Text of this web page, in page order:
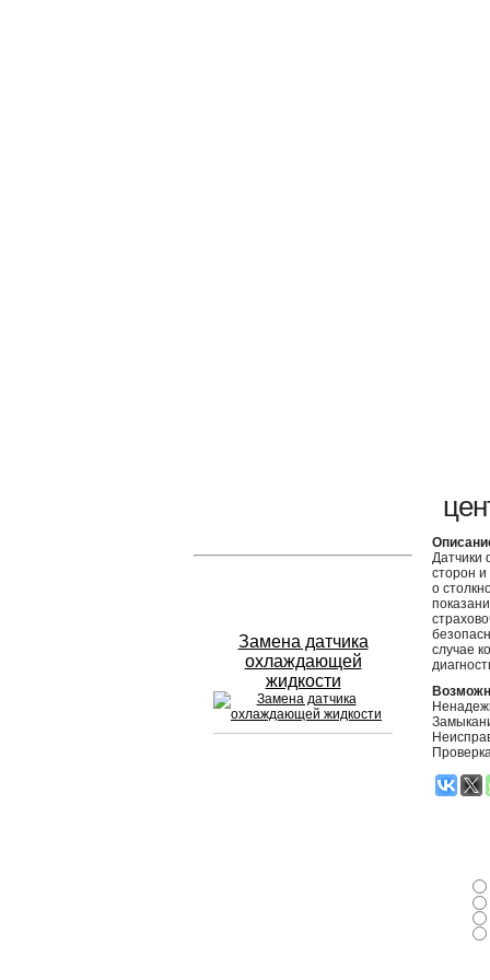
Замена датчика
охлаждающей
жидкости
Датчики
сторон
о
случае